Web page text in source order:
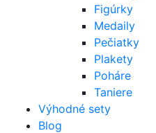
Figúrky
Medaily
Pečiatky
Plakety
Poháre
Taniere
Výhodné sety
Blog